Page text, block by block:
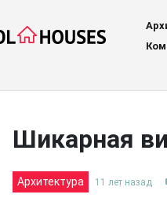
Шикарная
Архитектура 11 лет назад